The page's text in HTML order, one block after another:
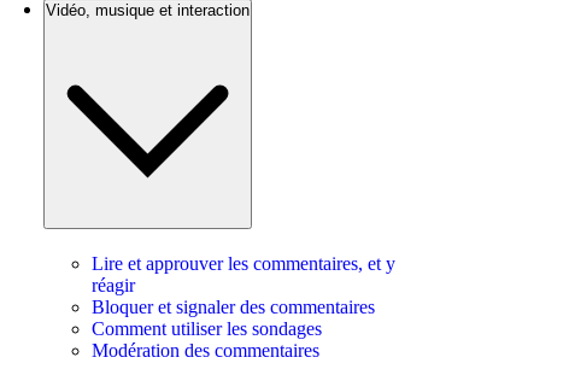
Vidéo, musique et interaction
Lire et approuver les commentaires, et y
réagir
Bloquer et signaler des commentaires
Comment utiliser les sondages
Modération des commentaires